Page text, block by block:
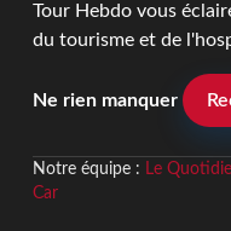
Tour Hebdo vous
du tourisme et de
Ne rien manquer
Notre équipe : Le
Car